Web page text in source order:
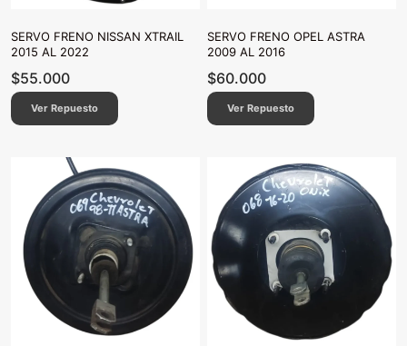
SERVO FRENO NISSAN XTRAIL
2015 AL 2022
$55.000
Ver Repuesto
SERVO FRENO OPEL ASTRA
2009 AL 2016
$60.000
Ver Repuesto